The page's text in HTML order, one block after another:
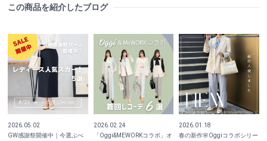
この商品を紹介したブログ
2026.05.02
GW感謝祭開催中｜今選ぶべ
2026.02.24
「Oggi&MEWORKコラボ」オ
2026.01.18
春の新作🌸Oggiコラボシリー